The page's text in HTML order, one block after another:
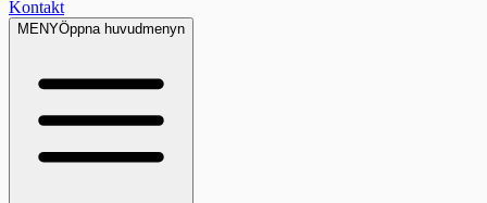
Kontakt
MENYÖppna huvudmenyn